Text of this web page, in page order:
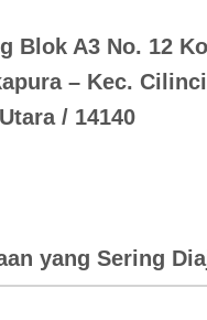
Blok A3 No. 12
– Kec.
/ 14140
yang Sering